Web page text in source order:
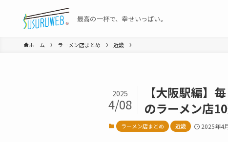
最高の一杯で、幸せいっぱい。
ホーム ラーメン店まとめ 近畿
【大阪駅編】
のラーメン店10
2025
4/08
ラーメン店まとめ 近畿 2025年4